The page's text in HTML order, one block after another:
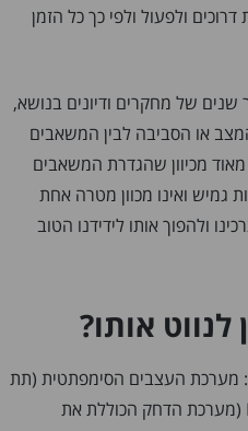
ולפעול ולפי כך כל הזמן
שנים של מחקרים ודיונים בנושא,
או הסביבה לבין המשאבים
מכיוון שהגדרת המשאבים
גמיש ואינו מכוון מטרה אחת
ולהפוך אותו לידידנו הטוב
אותו?
מערכת העצבים הסימפתטית (תת
מערכת במערכת העצבים האוטונומית) וציר HPA (מערכת הדחק הכוללת את